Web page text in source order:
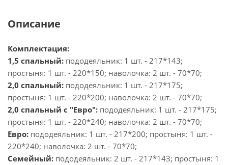
Описание
Комплектация:
1,5 спальный: пододеяльник: 1 шт. - 217*143;
простыня: 1 шт. - 220*150; наволочка: 2 шт. - 70*70;
2,0 спальный: пододеяльник: 1 шт. - 217*175;
простыня: 1 шт. - 220*200; наволочка: 2 шт. - 70*70;
2,0 спальный с "Евро": пододеяльник: 1 шт. - 217*175;
простыня: 1 шт. - 220*240; наволочка: 2 шт. - 70*70;
Евро: пододеяльник: 1 шт. - 217*200; простыня: 1 шт. -
220*240; наволочка: 2 шт. - 70*70;
Семейный: пододеяльник: 2 шт. - 217*143; простыня: 1